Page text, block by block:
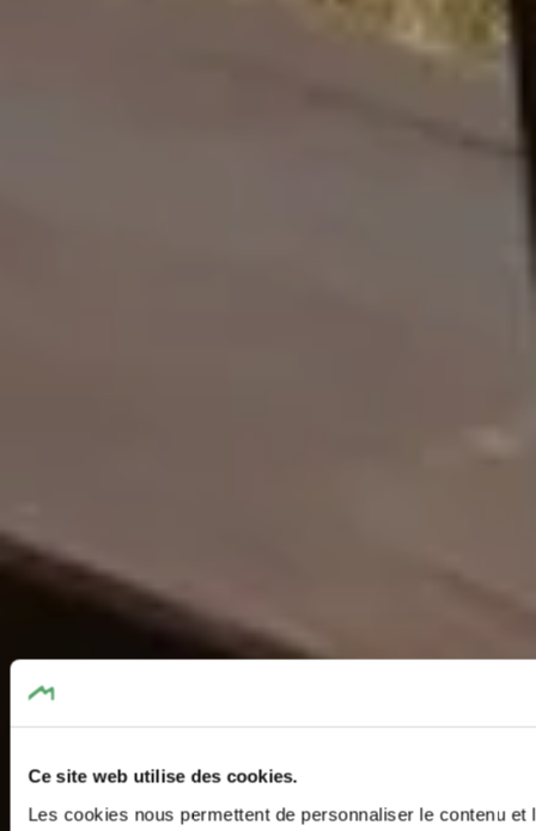
Ce site web utilise des cookies.
Les cookies nous permettent de personnaliser le contenu